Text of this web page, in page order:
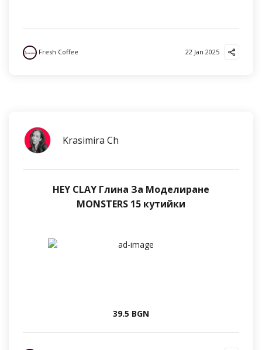
Fresh Coffee 22 Jan 2025
Krasimira Ch
HEY CLAY Глина За Моделиране
MONSTERS 15 кутийки
39.5 BGN